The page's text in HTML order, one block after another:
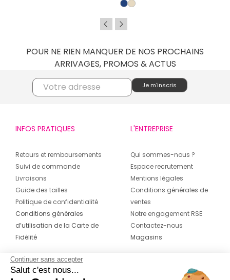
POUR NE RIEN MANQUER DE NOS PROCHAINS
ARRIVAGES, PROMOS & ACTUS
INFOS PRATIQUES
Retours et remboursements
Suivi de commande
Livraisons
Guide des tailles
Politique de confidentialité
Conditions générales
d’utilisation de la Carte de
Fidélité
L'ENTREPRISE
Qui sommes-nous ?
Espace recrutement
Mentions légales
Conditions générales de
ventes
Notre engagement RSE
Contactez-nous
Magasins
CONTACT
Continuer sans accepter
Salut c'est nous...